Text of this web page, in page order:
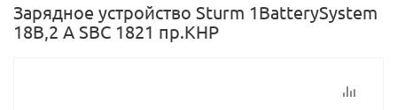
Зарядное устройство Sturm 1BatterySystem
18В,2 А SBC 1821 пр.КНР